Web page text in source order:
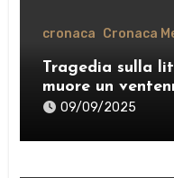
cronaca Cronaca
Tragedia sulla
muore un
09/09/2025